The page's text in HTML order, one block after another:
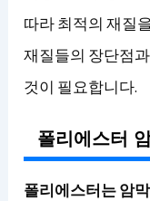
따라 최적의 재질
재질들의 장단점
것이 필요합니다.
폴리에스터
폴리에스터는 암